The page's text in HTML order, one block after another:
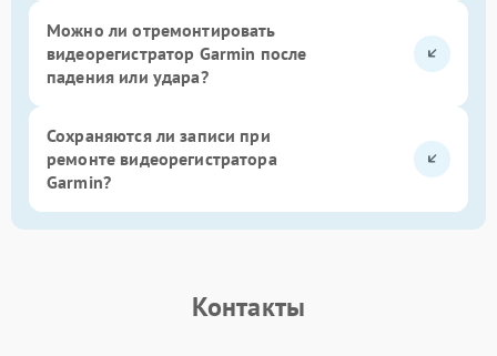
Можно ли отремонтировать
видеорегистратор Garmin после
падения или удара?
Сохраняются ли записи при
ремонте видеорегистратора
Garmin?
Контакты